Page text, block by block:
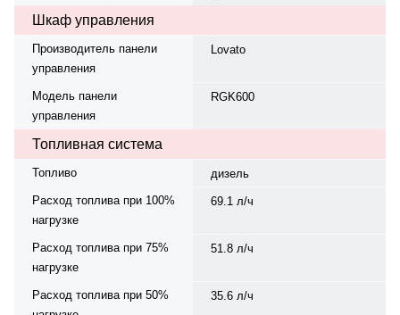
Шкаф управления
Производитель панели
управления
Lovato
Модель панели
управления
RGK600
Топливная система
Топливо
дизель
Расход топлива при 100%
нагрузке
69.1 л/ч
Расход топлива при 75%
нагрузке
51.8 л/ч
Расход топлива при 50%
35.6 л/ч